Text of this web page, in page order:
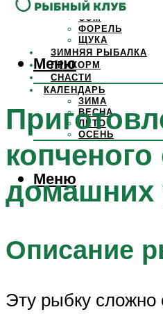
САЗАН
СОМ
ФОРЕЛЬ
ЩУКА
ЗИМНЯЯ РЫБАЛКА
ПРИКОРМ
СНАСТИ
КАЛЕНДАРЬ
ЗИМА
ВЕСНА
ЛЕТО
ОСЕНЬ
Меню
Меню
домашних
Описание
Эту рыбку сложно